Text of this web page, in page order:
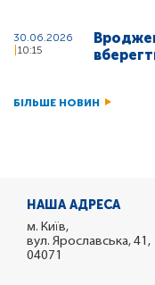
30.06.2026
10:15
БІЛЬШЕ НОВИН
НАША АДРЕСА
м. Київ,
вул. Ярославська, 41,
04071